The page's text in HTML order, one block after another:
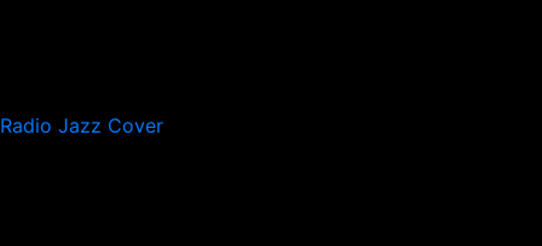
Radio Jazz Cover